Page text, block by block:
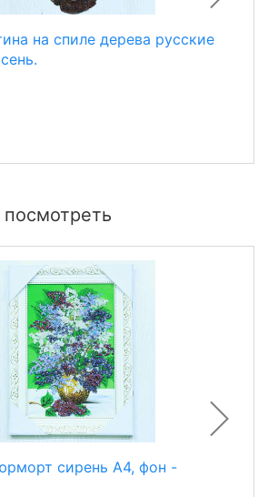
на спиле дерева русские
сирень А4, фон -